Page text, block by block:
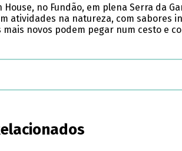
House, no Fundão, em plena Serra da
atividades na natureza, com sabores
mais novos podem pegar num cesto e